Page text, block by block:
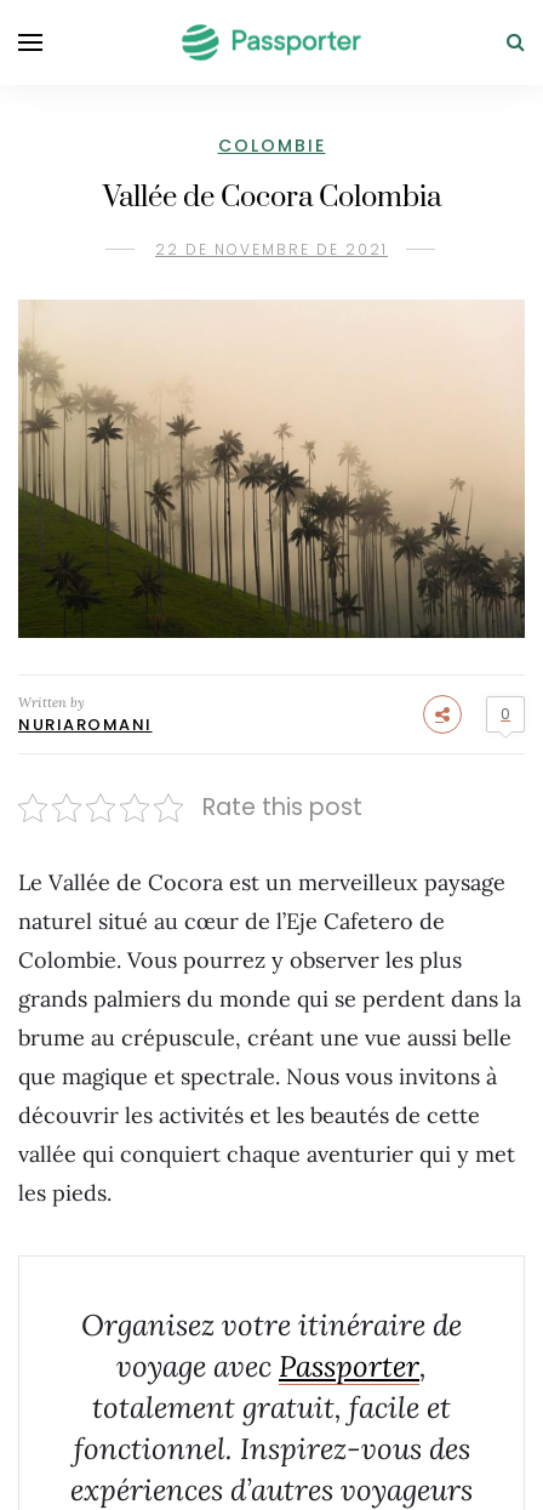
COLOMBIE
Vallée de Cocora Colombia
22 DE NOVEMBRE DE 2021
Written by
NURIAROMANI 0
Rate this post
Le Vallée de Cocora est un merveilleux paysage
naturel situé au cœur de l’Eje Cafetero de
Colombie. Vous pourrez y observer les plus
grands palmiers du monde qui se perdent dans la
brume au crépuscule, créant une vue aussi belle
que magique et spectrale. Nous vous invitons à
découvrir les activités et les beautés de cette
vallée qui conquiert chaque aventurier qui y met
les pieds.
Organisez votre itinéraire de
voyage avec Passporter,
totalement gratuit, facile et
fonctionnel. Inspirez-vous des
expériences d’autres voyageurs